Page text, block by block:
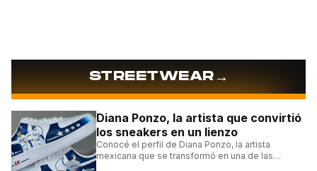
STREETWEAR→
Diana Ponzo, la artista que convirtió
los sneakers en un lienzo
Conocé el perfil de Diana Ponzo, la artista
mexicana que se transformó en una de las